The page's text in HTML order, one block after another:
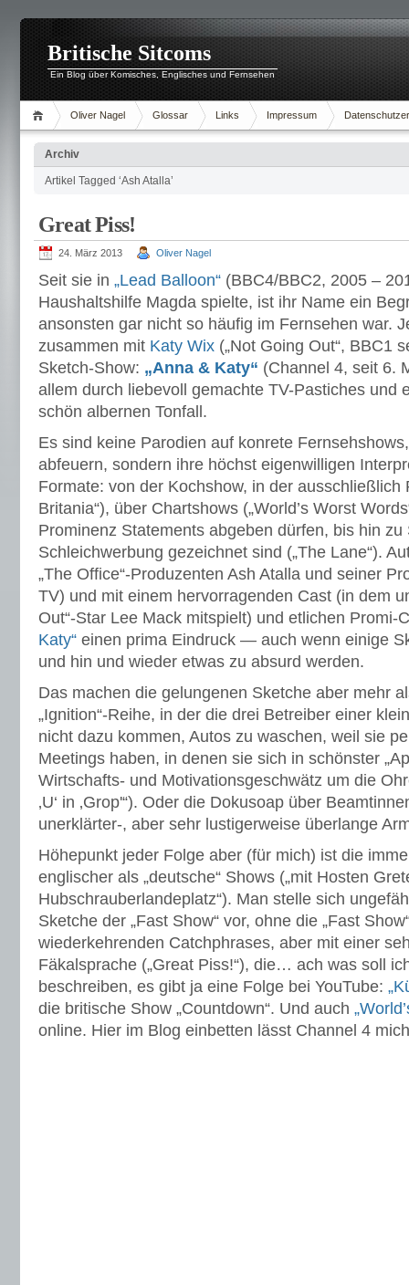
Britische Sitcoms
Ein Blog über Komisches, Englisches und Fernsehen
Oliver Nagel Glossar Links Impressum
Archiv
Artikel Tagged ‘Ash Atalla’
Great Piss!
24. März 2013 Oliver Nagel
Seit sie in „Lead Balloon“ (BBC4/BBC2, 2005 –
Haushaltshilfe Magda spielte, ist ihr Name ein
ansonsten gar nicht so häufig im Fernsehen war.
zusammen mit Katy Wix („Not Going Out“, BBC1
Sketch-Show: „Anna & Katy“ (Channel 4, seit 6.
allem durch liebevoll gemachte TV-Pastiches und
schön albernen Tonfall.
Es sind keine Parodien auf konrete
abfeuern, sondern ihre höchst eigenwilligen
Formate: von der Kochshow, in der ausschließlich
Britania“), über Chartshows („World’s Worst
Prominenz Statements abgeben dürfen, bis hin zu
Schleichwerbung gezeichnet sind („The Lane“).
„The Office“-Produzenten Ash Atalla und seiner
TV) und mit einem hervorragenden Cast (in dem
Out“-Star Lee Mack mitspielt) und etlichen Promi-
Katy“ einen prima Eindruck — auch wenn einige
und hin und wieder etwas zu absurd werden.
Das machen die gelungenen Sketche aber mehr
„Ignition“-Reihe, in der die drei Betreiber einer
nicht dazu kommen, Autos zu waschen, weil sie
Meetings haben, in denen sie sich in schönster
Wirtschafts- und Motivationsgeschwätz um die
‚U‘ in ‚Grop'“). Oder die Dokusoap über
unerklärter-, aber sehr lustigerweise überlange
Höhepunkt jeder Folge aber (für mich) ist die
englischer als „deutsche“ Shows („mit Hosten
Hubschrauberlandeplatz“). Man stelle sich
Sketche der „Fast Show“ vor, ohne die „Fast
wiederkehrenden Catchphrases, aber mit einer
Fäkalsprache („Great Piss!“), die… ach was soll
beschreiben, es gibt ja eine Folge bei YouTube:
die britische Show „Countdown“. Und auch
online. Hier im Blog einbetten lässt Channel 4